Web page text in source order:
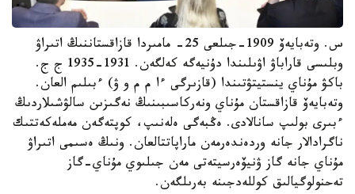
س. وتەبايەۆ 1909-جىلعى 25- مامىردا قازاقستاننىڭ اتىراۋ
وبلىسى قاراباۋ اۋىلىندا دۇنيەگە كەلگەن. 1931-1935 ج ج.
باكۋ مۇناي ينستيتۋتىندا (قازىرگى ءا م م و ۋ) ءبىلىم العان.
وتەبايەۆ قازاقستان مۇناي ونەركاسىبىنىڭ نەگىزىن سالۋشىلاردىڭ
ءبىرى بولىپ سانالادى. ەڭبەگى ەلەنىپ، كوپتەگەن مەملەكەتتىك
ناگرادالار جانە وردەندەرمەن ماراپاتتالعان. ونىڭ ەسىمى اتىراۋ
مۇناي جانە گاز ۋنيۆەرسيتەتى مەن جىلىوي مۇناي-گاز
تەحنولوگيالىق كوللەدجىنە بەرىلگەن.